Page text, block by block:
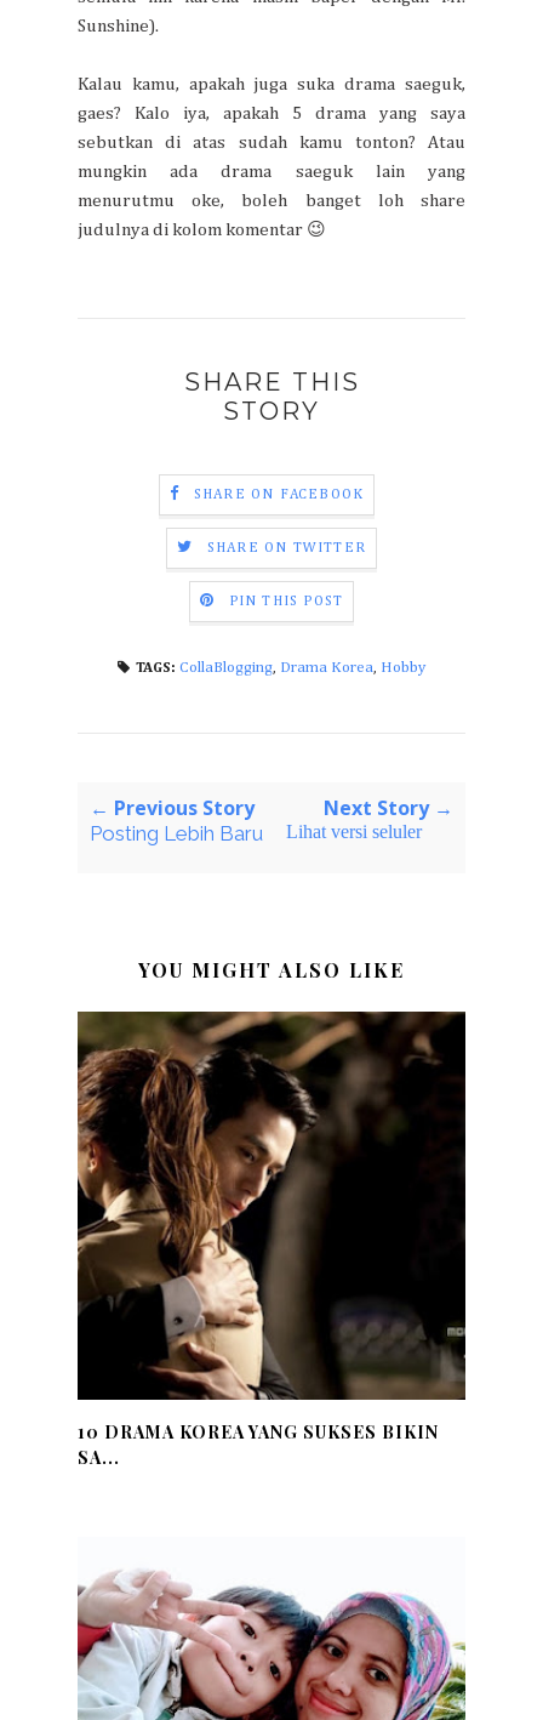
Sunshine).
Kalau kamu, apakah juga suka drama saeguk,
gaes? Kalo iya, apakah 5 drama yang saya
sebutkan di atas sudah kamu tonton? Atau
mungkin ada drama saeguk lain yang
menurutmu oke, boleh banget loh share
judulnya di kolom komentar 😉
SHARE THIS
STORY
SHARE ON FACEBOOK
SHARE ON TWITTER
PIN THIS POST
TAGS: CollaBlogging, Drama Korea, Hobby
← Previous Story
Posting Lebih Baru
Next Story →
Lihat versi seluler
YOU MIGHT ALSO LIKE
10 DRAMA KOREA YANG SUKSES BIKIN
SA...